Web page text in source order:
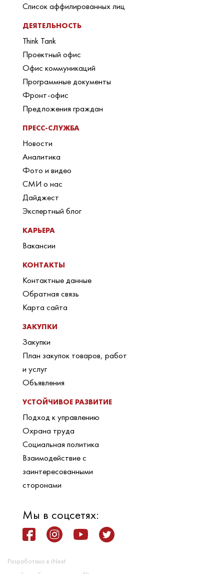
Список аффилированных лиц
ДЕЯТЕЛЬНОСТЬ
Think Tank
Проектный офис
Офис коммуникаций
Программные документы
Фронт-офис
Предложения граждан
ПРЕСС-СЛУЖБА
Новости
Аналитика
Фото и видео
СМИ о нас
Дайджест
Экспертный блог
КАРЬЕРА
Вакансии
КОНТАКТЫ
Контактные данные
Обратная связь
Карта сайта
ЗАКУПКИ
Закупки
План закупок товаров, работ
и услуг
Объявления
УСТОЙЧИВОЕ РАЗВИТИЕ
Подход к управлению
Охрана труда
Социальная политика
Взаимодействие с
заинтересованными
сторонами
Мы в соцсетях:
Разработано в iNext